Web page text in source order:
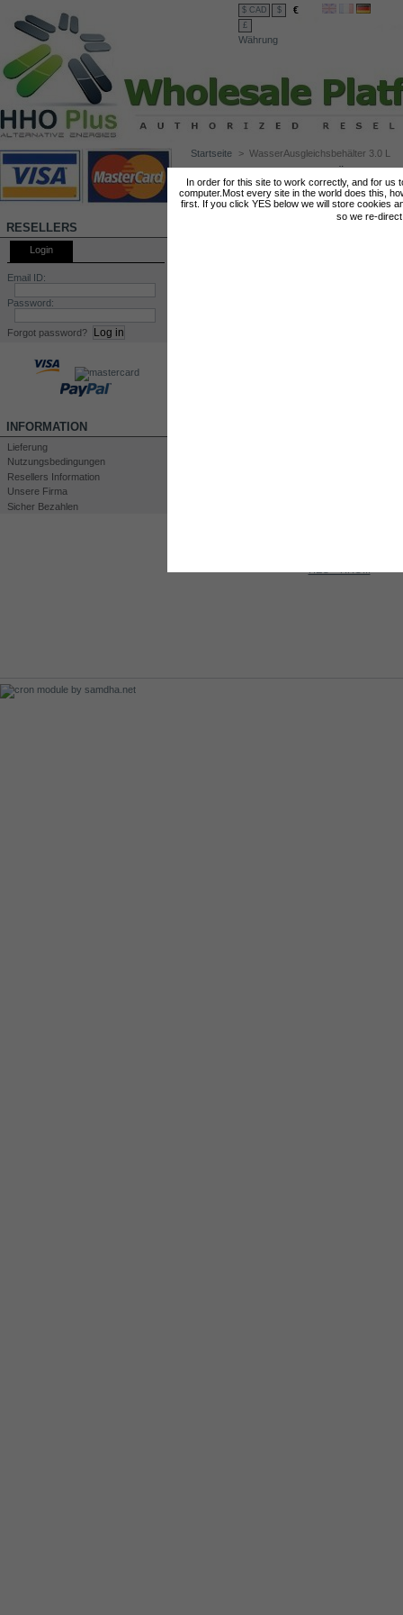
In order for this site to work correctly, and for us
computer.Most every site in the world does this,
first. If you click YES below we will store cookies
so we re-
$ CAD $ €
£
Währung
RESELLERS
Login
Email ID:
Password:
Forgot password?
INFORMATION
Lieferung
Nutzungsbedingungen
Resellers Information
Unsere Firma
Sicher Bezahlen
Startseite > WasserAusgleichsbehälter 3.0 L